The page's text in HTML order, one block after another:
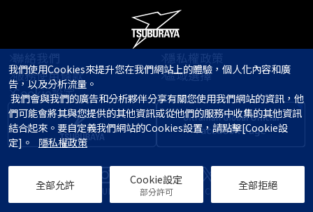
聯絡我們
隱私權政策
服務使用條款
區域選擇
Cookie設定
© TSUBURAYA PRODUCTIONS Co., Ltd.
我們使用Cookies來提升您在我們網站上的體驗，個人化內容和廣
告，以及分析流量。
們可能會將其與您提供的其他資訊或從他們的服務中收集的其他資訊
結合起來。要自定義我們網站的Cookies設置，請點擊[Cookie設
定]。 隱私權政策
全部允許 Cookie設定
部分許可 全部拒絕